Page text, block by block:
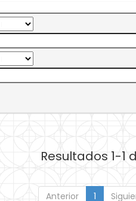
Resultados 1-1
Anterior 1